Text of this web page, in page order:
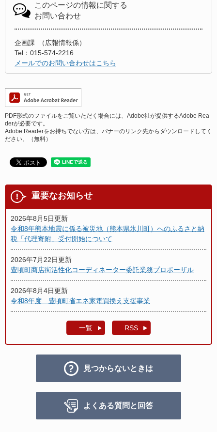
このページの情報に関する
お問い合わせ
企画課
広報情報係
Tel：015-574-2216
メールでのお問い合わせはこちら
PDF形式のファイルをご覧いただく場合には、Adobe社が提供するAdobe Rea
derが必要です。
Adobe Readerをお持ちでない方は、バナーのリンク先からダウンロードしてく
ださい。（無料）
重要なお知らせ
2026年8月5日更新
令和8年熊本地震に係る被災地（熊本県氷川町）へのふるさと納
税「代理寄附」受付開始について
2026年7月22日更新
豊頃町商店街活性化コーディネーター委託業務プロポーザル
2026年8月4日更新
令和8年度 豊頃町省エネ家電買換え支援事業
一覧 RSS
見つからないときは
よくある質問と回答